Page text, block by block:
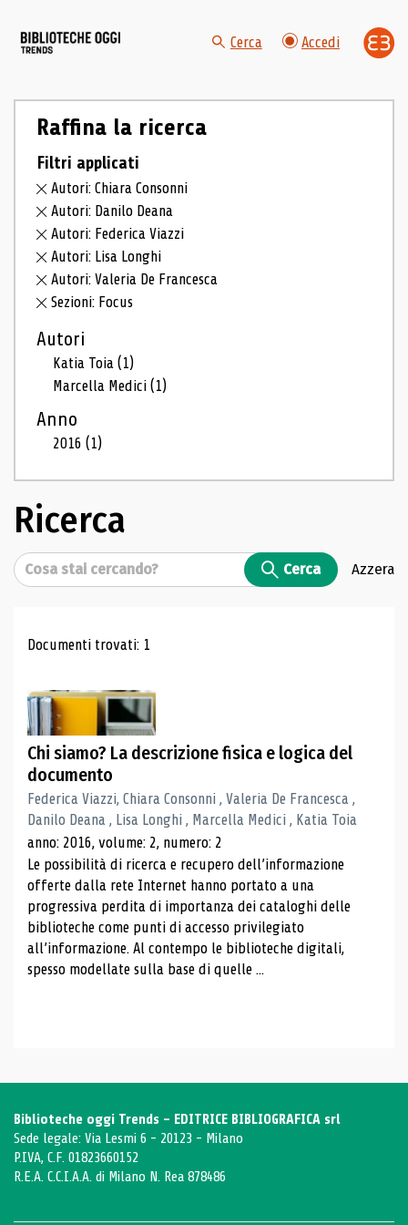
Cerca Accedi
Raffina la ricerca
Filtri applicati
Autori: Chiara Consonni
Autori: Danilo Deana
Autori: Federica Viazzi
Autori: Lisa Longhi
Autori: Valeria De Francesca
Sezioni: Focus
Autori
Katia Toia(1)
Marcella Medici(1)
Anno
2016(1)
Ricerca
Cerca Cerca Azzera
Risultati di ricerca
Documenti trovati: 1
Chi siamo? La descrizione fisica e logica del
documento
Federica Viazzi, Chiara Consonni , Valeria De Francesca ,
Danilo Deana , Lisa Longhi , Marcella Medici , Katia Toia
anno: 2016, volume: 2, numero: 2
Le possibilità di ricerca e recupero dell’informazione
offerte dalla rete Internet hanno portato a una
progressiva perdita di importanza dei cataloghi delle
biblioteche come punti di accesso privilegiato
all’informazione. Al contempo le biblioteche digitali,
spesso modellate sulla base di quelle ...
Biblioteche oggi Trends - EDITRICE BIBLIOGRAFICA srl
Sede legale: Via Lesmi 6 - 20123 - Milano
P.IVA, C.F. 01823660152
R.E.A. C.C.I.A.A. di Milano N. Rea 878486